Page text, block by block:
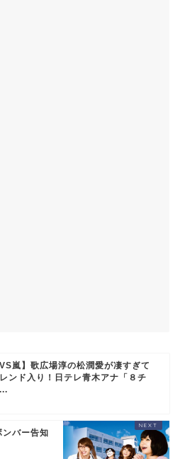
VS嵐】歌広場淳の松潤愛が凄すぎて
レンド入り！日テレ青木アナ「８チ
バー告知